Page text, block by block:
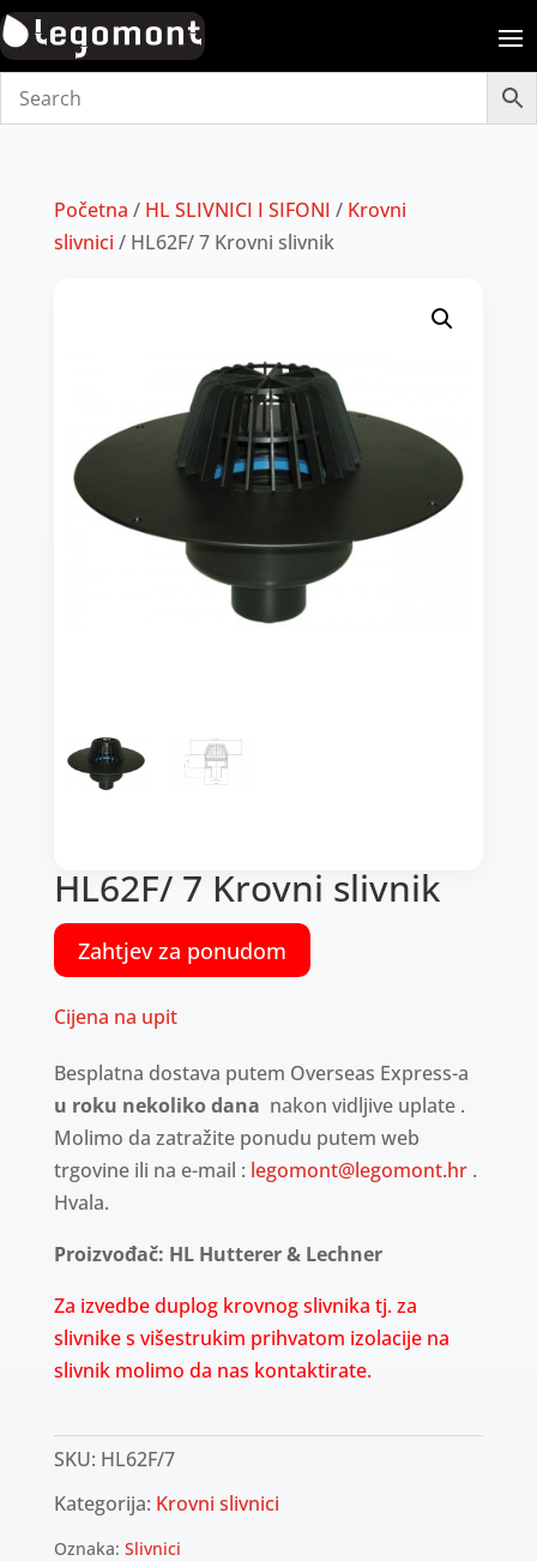
Početna / HL SLIVNICI I SIFONI / Krovni
slivnici / HL62F/ 7 Krovni slivnik
HL62F/ 7 Krovni slivnik
Zahtjev za ponudom
Cijena na upit
Besplatna dostava putem Overseas Express-a
u roku nekoliko dana nakon vidljive uplate .
Molimo da zatražite ponudu putem web
trgovine ili na e-mail : legomont@legomont.hr.
Hvala.
Proizvođač: HL Hutterer & Lechner
Za izvedbe duplog krovnog slivnika tj. za
slivnike s višestrukim prihvatom izolacije na
slivnik molimo da nas kontaktirate.
SKU: HL62F/7
Kategorija: Krovni slivnici
Oznaka: Slivnici